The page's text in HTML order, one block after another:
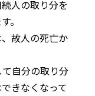
人の取り分を
。
故人の死亡か
自分の取り分
きなくなって